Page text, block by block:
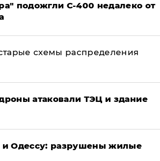
подожгли С-400 недалеко от
схемы распределения
атаковали ТЭЦ и здание
и Одессу: разрушены жилые